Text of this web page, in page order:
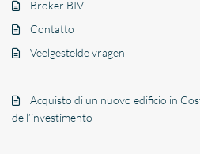
Broker BIV
Contatto
Veelgestelde vragen
Acquisto di un nuovo edificio in
dell’investimento